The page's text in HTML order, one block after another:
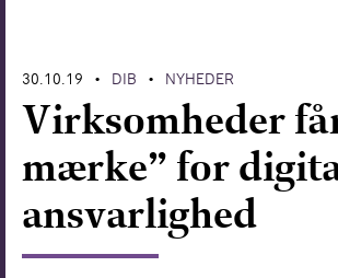
30.10.19 • DIB • NYHEDER
Virksomheder
mærke” for
ansvarlighed